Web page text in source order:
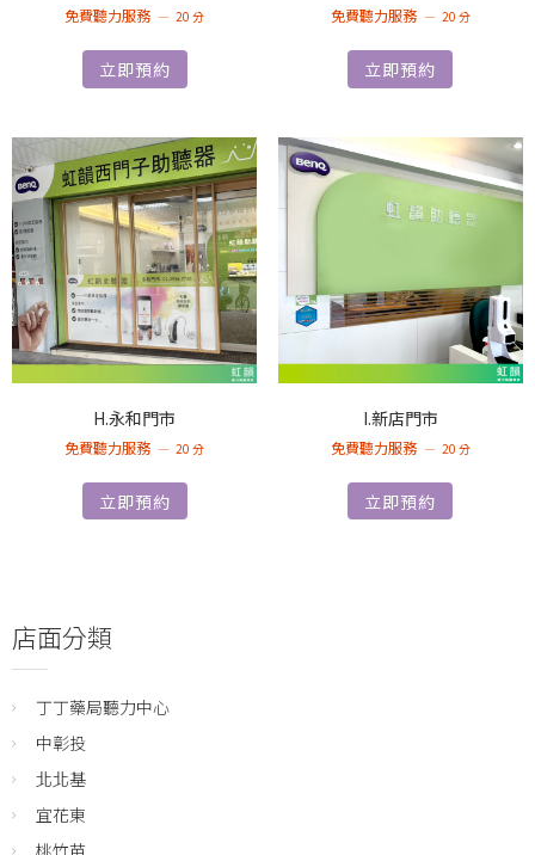
免費聽力服務 20 分
立即預約
免費聽力服務 20 分
立即預約
H.永和門市
免費聽力服務 20 分
立即預約
I.新店門市
免費聽力服務 20 分
立即預約
店面分類
丁丁藥局聽力中心
中彰投
北北基
宜花東